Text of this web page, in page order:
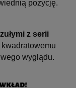
pozycję.
z serii
wyglądu.